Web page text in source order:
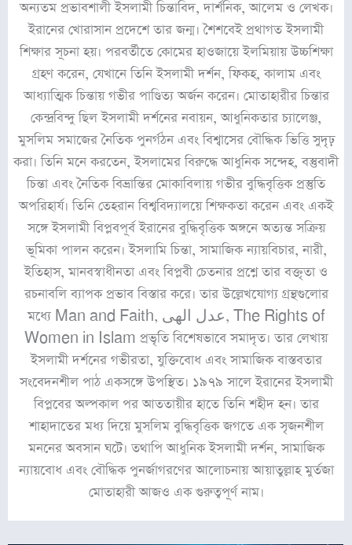
অন্যতম প্রভাবশালী ইসলামী চিন্তাবিদ, দার্শনিক, আলেম ও লেখক।
ইরানের খোরাসান প্রদেশে তার জন্ম। শৈশবেই প্রথাগত ইসলামী
শিক্ষার সূচনা হয়। পরবর্তীতে কোমের হাওজায়ে ইলমিয়ায় উচ্চশিক্ষা
গ্রহণ করেন, যেখানে তিনি ইসলামী দর্শন, ফিকহ, কালাম এবং
আধ্যাত্মিক চিন্তায় গভীর পাণ্ডিত্য অর্জন করেন। মোতাহারীর চিন্তার
কেন্দ্রবিন্দু ছিল ইসলামী দর্শনের নবায়ন, আধুনিকতার চ্যালেঞ্জ,
মুসলিম সমাজের নৈতিক পুনর্গঠন এবং বিশ্বাসের বৌদ্ধিক ভিত্তি সুদৃঢ়
করা। তিনি মনে করতেন, ইসলামের বিরুদ্ধে আধুনিক সন্দেহ, বস্তুবাদী
চিন্তা এবং নৈতিক বিভ্রান্তির মোকাবিলায় গভীর বুদ্ধিবৃত্তিক প্রস্তুতি
অপরিহার্য। তিনি তেহরান বিশ্ববিদ্যালয়ে শিক্ষকতা করেন এবং একই
সঙ্গে ইসলামী বিপ্লবপূর্ব ইরানের বুদ্ধিবৃত্তিক অঙ্গনে অত্যন্ত সক্রিয়
ভূমিকা পালন করেন। ইসলামি চিন্তা, সামাজিক ন্যায়বিচার, নারী,
ইতিহাস, মানবস্বাধীনতা এবং বিপ্লবী চেতনার প্রশ্নে তার বক্তৃতা ও
রচনাবলি ব্যাপক প্রভাব বিস্তার করে। তার উল্লেখযোগ্য গ্রন্থগুলোর
মধ্যে Man and Faith, عدل الهی, The Rights of
Women in Islam প্রভৃতি বিশেষভাবে সমাদৃত। তার লেখায়
ইসলামী দর্শনের গভীরতা, যুক্তিবোধ এবং সামাজিক বাস্তবতার
সংবেদনশীল পাঠ একসঙ্গে উপস্থিত। ১৯৭৯ সালে ইরানের ইসলামী
বিপ্লবের অল্পকাল পর আততায়ীর হাতে তিনি শহীদ হন। তার
শাহাদাতের মধ্য দিয়ে মুসলিম বুদ্ধিবৃত্তিক জগতে এক সৃজনশীল
মননের অবসান ঘটে। তথাপি আধুনিক ইসলামী দর্শন, সামাজিক
ন্যায়বোধ এবং বৌদ্ধিক পুনর্জাগরণের আলোচনায় আয়াতুল্লাহ মুর্তজা
মোতাহারী আজও এক গুরুত্বপূর্ণ নাম।